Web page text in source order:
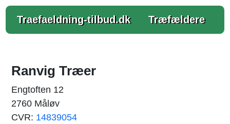
Traefaeldning-tilbud.dk Træfældere
Ranvig Træer
Engtoften 12
2760 Måløv
CVR: 14839054